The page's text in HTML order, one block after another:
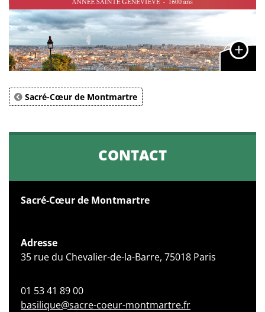
Sacré-Cœur de Montmartre
CONTACT
Sacré-Cœur de Montmartre
Adresse
35 rue du Chevalier-de-la-Barre, 75018 Paris
01 53 41 89 00
basilique@sacre-coeur-montmartre.fr